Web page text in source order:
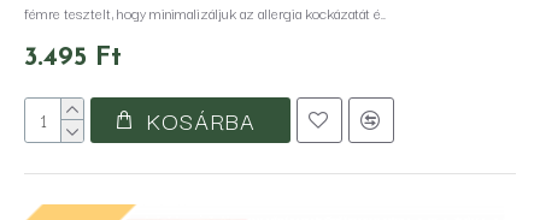
fémre tesztelt, hogy minimalizáljuk az allergia kockázatát é..
3.495 Ft
KOSÁRBA